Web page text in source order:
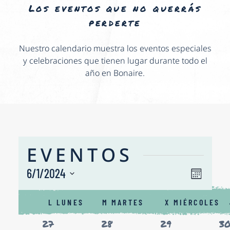
Los eventos que no querrás
perderte
Nuestro calendario muestra los eventos especiales
y celebraciones que tienen lugar durante todo el
año en Bonaire.
EVENTOS
DE
de
de
Mes
6/1/2024
Seleccionar
fecha.
CALENDARIO
DE
L LUNES MMARTES X MIÉRCOLES
0
27
0
28
0
29
0
30